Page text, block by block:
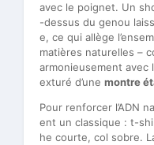
avec le poignet. Un
-dessus du genou
e, ce qui allège
matières naturelles –
armonieusement avec
exturé d’une montre
Pour renforcer l’ADN
ent un classique : t-
he courte, col sobre.